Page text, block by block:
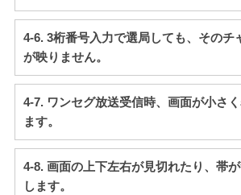
4-6. 3桁番号入力で選局しても、そのチ
が映りません。
4-7. ワンセグ放送受信時、画面が小さ
ます。
4-8. 画面の上下左右が見切れたり、帯
します。